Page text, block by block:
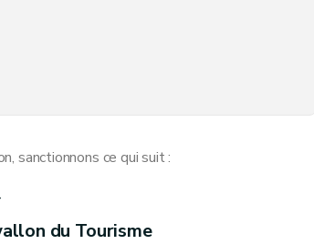
et équipements touristiques
sanctionnons ce qui suit :
du Tourisme